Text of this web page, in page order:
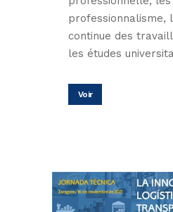
professionnalisme,
continue des
les études
Voir